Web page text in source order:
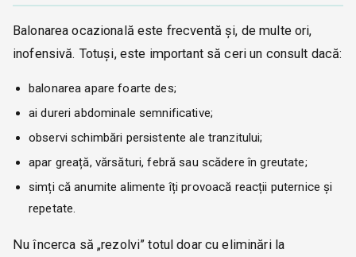
Balonarea ocazională este frecventă și, de multe ori,
inofensivă. Totuși, este important să ceri un consult dacă:
balonarea apare foarte des;
ai dureri abdominale semnificative;
observi schimbări persistente ale tranzitului;
apar greață, vărsături, febră sau scădere în greutate;
simți că anumite alimente îți provoacă reacții puternice și
repetate.
Nu încerca să „rezolvi” totul doar cu eliminări la